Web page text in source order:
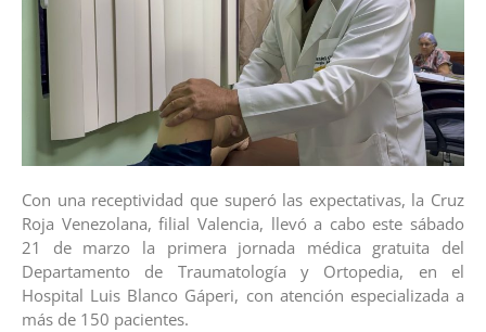
Con una receptividad que superó las expectativas, la Cruz
Roja Venezolana, filial Valencia, llevó a cabo este sábado
21 de marzo la primera jornada médica gratuita del
Departamento de Traumatología y Ortopedia, en el
Hospital Luis Blanco Gáperi, con atención especializada a
más de 150 pacientes.